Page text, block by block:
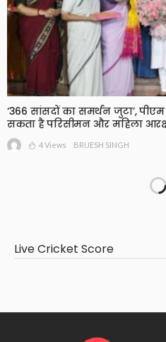
‘366 सांसदों का समर्थन जुटा’,
सकता है परिसीमन और महिला
4 Views BRIJESH SINGH
Live Cricket Score